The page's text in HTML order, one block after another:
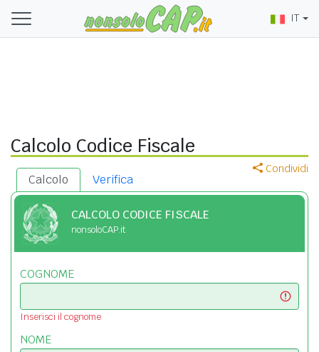
IT
Calcolo Codice Fiscale
Condividi
Calcolo Verifica
CALCOLO CODICE FISCALE
nonsoloCAP.it
COGNOME
Inserisci il cognome
NOME